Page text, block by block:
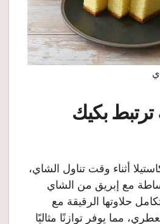
ترتبط بكيك
أثناء وقت تناول الشاي،
مع إبريق من الشاي
حلاوتها الرقيقة مع
مما يوفر توازنًا مثاليًا